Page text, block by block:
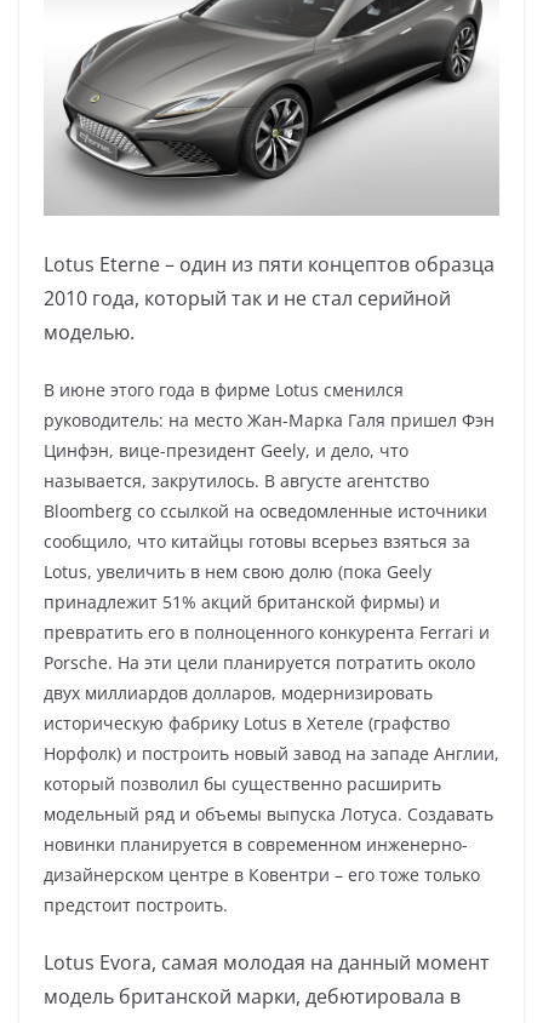
Lotus Eterne – один из пяти концептов образца
2010 года, который так и не стал серийной
моделью.
В июне этого года в фирме Lotus сменился
руководитель: на место Жан-Марка Галя пришел Фэн
Цинфэн, вице-президент Geely, и дело, что
называется, закрутилось. В августе агентство
Bloomberg со ссылкой на осведомленные источники
сообщило, что китайцы готовы всерьез взяться за
Lotus, увеличить в нем свою долю (пока Geely
принадлежит 51% акций британской фирмы) и
превратить его в полноценного конкурента Ferrari и
Porsche. На эти цели планируется потратить около
двух миллиардов долларов, модернизировать
историческую фабрику Lotus в Хетеле (графство
Норфолк) и построить новый завод на западе Англии,
который позволил бы существенно расширить
модельный ряд и объемы выпуска Лотуса. Создавать
новинки планируется в современном инженерно-
дизайнерском центре в Ковентри – его тоже только
предстоит построить.
Lotus Evora, самая молодая на данный момент
модель британской марки, дебютировала в